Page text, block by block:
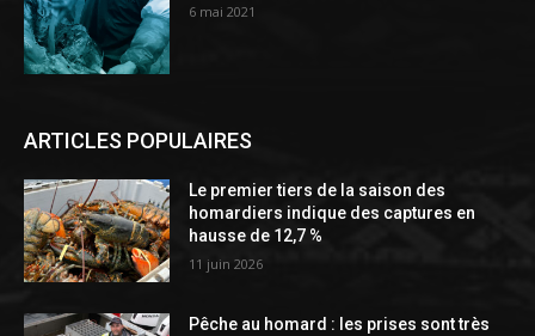
6 mai 2021
ARTICLES POPULAIRES
Le premier tiers de la saison des
homardiers indique des captures en
hausse de 12,7 %
11 juin 2026
Pêche au homard : les prises sont très